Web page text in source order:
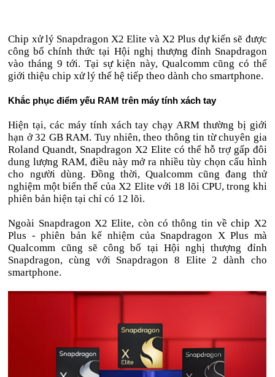
Chip xử lý Snapdragon X2 Elite và X2 Plus dự kiến sẽ được
công bố chính thức tại Hội nghị thượng đỉnh Snapdragon
vào tháng 9 tới. Tại sự kiện này, Qualcomm cũng có thể
giới thiệu chip xử lý thế hệ tiếp theo dành cho smartphone.
Khắc phục điểm yếu RAM trên máy tính xách tay
Hiện tại, các máy tính xách tay chạy ARM thường bị giới
hạn ở 32 GB RAM. Tuy nhiên, theo thông tin từ chuyên gia
Roland Quandt, Snapdragon X2 Elite có thể hỗ trợ gấp đôi
dung lượng RAM, điều này mở ra nhiều tùy chọn cấu hình
cho người dùng. Đồng thời, Qualcomm cũng đang thử
nghiệm một biến thể của X2 Elite với 18 lõi CPU, trong khi
phiên bản hiện tại chỉ có 12 lõi.
Ngoài Snapdragon X2 Elite, còn có thông tin về chip X2
Plus - phiên bản kế nhiệm của Snapdragon X Plus mà
Qualcomm cũng sẽ công bố tại Hội nghị thượng đỉnh
Snapdragon, cùng với Snapdragon 8 Elite 2 dành cho
smartphone.